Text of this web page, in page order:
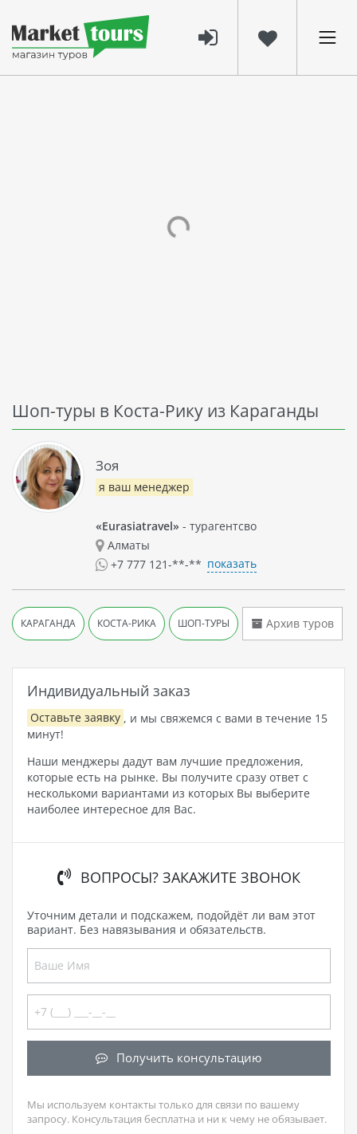
Шоп-туры в Коста-Рику из Караганды
Индивидуальный заказ
Оставьте заявку , и мы свяжемся с вами в течение 15
минут!
Наши менджеры дадут вам лучшие предложения,
которые есть на рынке. Вы получите сразу ответ с
несколькоми вариантами из которых Вы выберите
наиболее интересное для Вас.
ВОПРОСЫ? ЗАКАЖИТЕ ЗВОНОК
Уточним детали и подскажем, подойдёт ли вам этот
вариант. Без навязывания и обязательств.
Получить консультацию
Мы используем контакты только для связи по вашему
запросу. Консультация бесплатна и ни к чему не обязывает.
Зоя
я ваш менеджер
«Eurasiatravel» - турагентсво
Алматы
+7 777 121-**-** показать
КАРАГАНДА КОСТА-РИКА ШОП-ТУРЫ Архив туров